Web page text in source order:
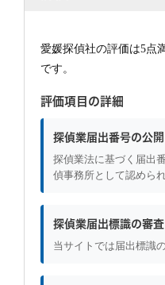
愛媛探偵社の評価は5点
です。
評価項目の詳細
探偵業届出番号の公開
探偵業法に基づく届出
偵事務所として認めら
探偵業届出標識の審査
当サイトでは届出標識